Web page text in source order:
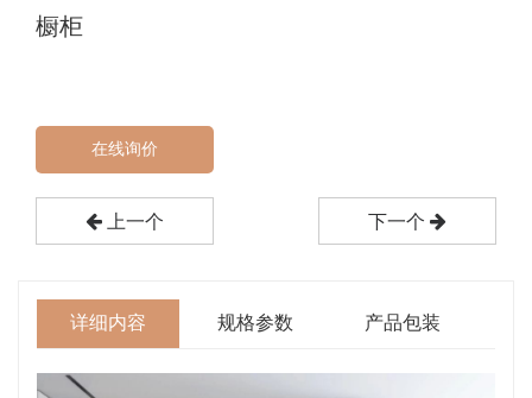
橱柜
在线询价
上一个 下一个
详细内容 规格参数 产品包装